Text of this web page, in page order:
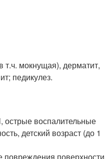
т.ч. мокнущая), дерматит,
педикулез.
острые воспалительные
детский возраст (до 1